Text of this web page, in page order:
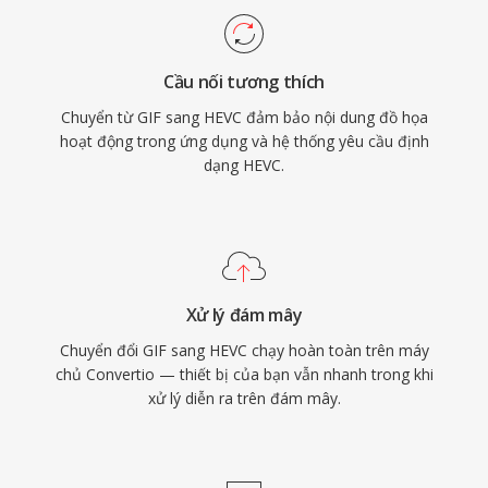
mới hơn như WebP và AVIF cung cấp nén tốt
hơn với hoạt ảnh đầy đủ màu, sự ăn sâu vào
văn hóa của GIF khiến nó không thể thay thế
định cho thiết bị iOS bắt đầu từ iOS 11, mở
rộng đáng kể phạm vi tiếp cận người tiêu dùng.
Dù vượt trội về kỹ thuật so với H.264, bối cảnh
cấp phép bằng sáng chế phức tạp và phân
mảnh đã thúc đẩy sự quan tâm đến các giải
pháp miễn phí bản quyền như AV1, mặc dù
Cầu nối tương thích
Chuyển từ GIF sang HEVC đảm bảo nội dung đồ họa
hoạt động trong ứng dụng và hệ thống yêu cầu định
dạng HEVC.
Xử lý đám mây
Chuyển đổi GIF sang HEVC chạy hoàn toàn trên máy
chủ Convertio — thiết bị của bạn vẫn nhanh trong khi
xử lý diễn ra trên đám mây.